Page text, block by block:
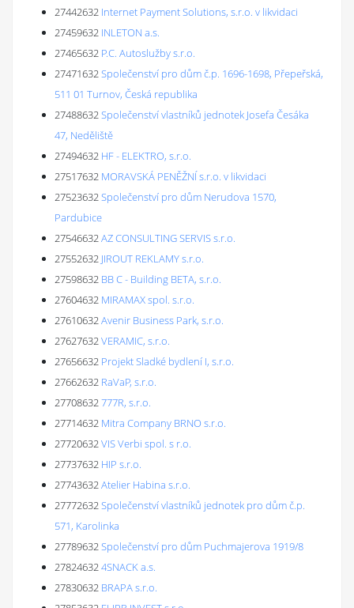
27442632 Internet Payment Solutions, s.r.o. v likvidaci
27459632 INLETON a.s.
27465632 P.C. Autoslužby s.r.o.
27471632Společenství pro dům č.p. 1696-1698, Přepeřská,
511 01 Turnov, Česká republika
27488632Společenství vlastníků jednotek Josefa Česáka
47, Neděliště
27494632 HF - ELEKTRO, s.r.o.
27517632 MORAVSKÁ PENĚŽNÍ s.r.o. v likvidaci
27523632Společenství pro dům Nerudova 1570,
Pardubice
27546632AZ CONSULTING SERVIS s.r.o.
27552632 JIROUT REKLAMY s.r.o.
27598632 BB C - Building BETA, s.r.o.
27604632 MIRAMAX spol. s.r.o.
27610632Avenir Business Park, s.r.o.
27627632VERAMIC, s.r.o.
27656632 Projekt Sladké bydlení I, s.r.o.
27662632 RaVaP, s.r.o.
27708632777R, s.r.o.
27714632 Mitra Company BRNO s.r.o.
27720632VIS Verbi spol. s r.o.
27737632 HIP s.r.o.
27743632Atelier Habina s.r.o.
27772632Společenství vlastníků jednotek pro dům č.p.
571, Karolinka
27789632Společenství pro dům Puchmajerova 1919/8
278246324SNACK a.s.
27830632 BRAPA s.r.o.